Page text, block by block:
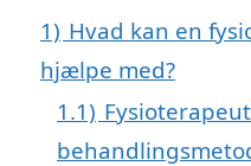
1) Hvad kan en
hjælpe med?
1.1)